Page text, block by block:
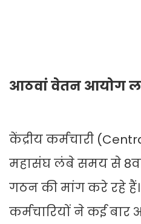
आठवां वेतन आयोग
केंद्रीय कर्मचारी
महासंघ लंबे समय से
गठन की मांग करे रहे
कर्मचारियों ने कई बार